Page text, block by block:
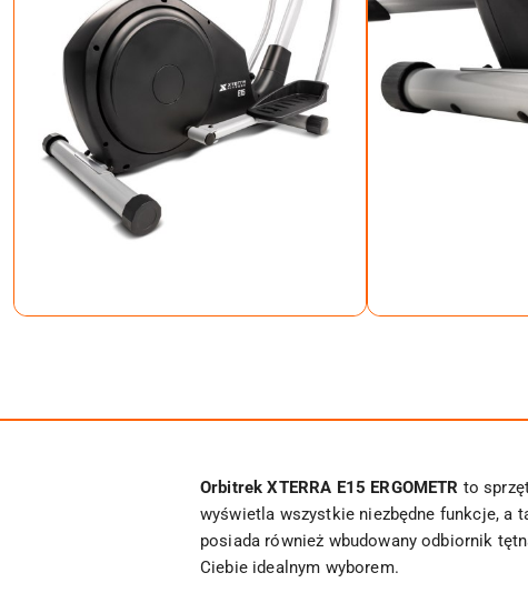
Orbitrek XTERRA E15 ERGOMETR to
wyświetla wszystkie niezbędne funkcje, a
posiada również wbudowany odbiornik
Ciebie idealnym wyborem.